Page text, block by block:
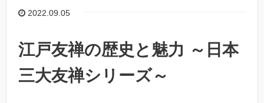
2022.09.05
江戸友禅の歴史と魅力 ～日本
三大友禅シリーズ～